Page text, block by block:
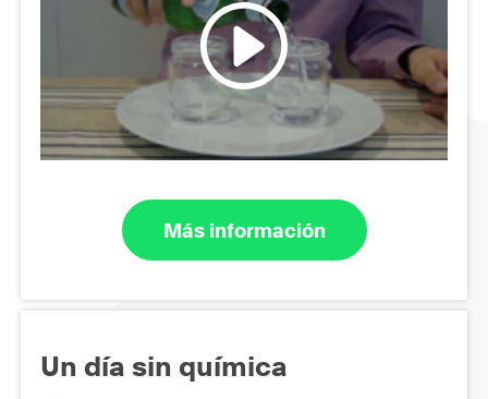
Más información
Un día sin química